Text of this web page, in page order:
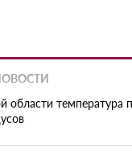
области температура